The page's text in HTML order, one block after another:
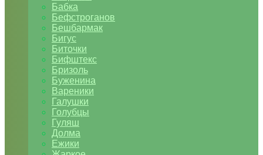
Бабка
Бефстроганов
Бешбармак
Бигус
Биточки
Бифштекс
Бризоль
Буженина
Вареники
Галушки
Голубцы
Гуляш
Долма
Ежики